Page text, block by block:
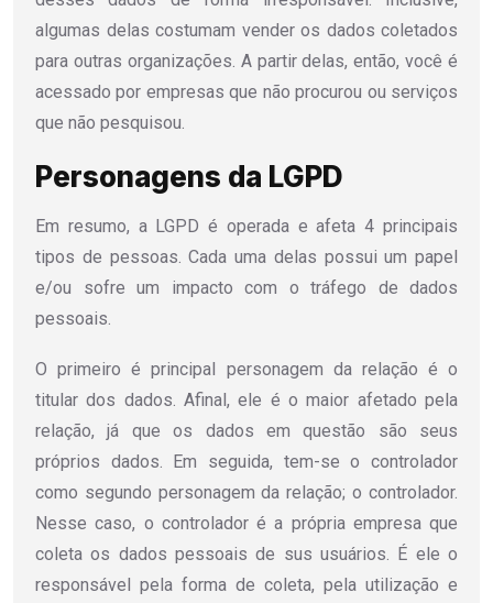
algumas delas costumam vender os dados coletados
para outras organizações. A partir delas, então, você é
acessado por empresas que não procurou ou serviços
que não pesquisou.
Personagens da LGPD
Em resumo, a LGPD é operada e afeta 4 principais
tipos de pessoas. Cada uma delas possui um papel
e/ou sofre um impacto com o tráfego de dados
pessoais.
O primeiro é principal personagem da relação é o
titular dos dados. Afinal, ele é o maior afetado pela
relação, já que os dados em questão são seus
próprios dados. Em seguida, tem-se o controlador
como segundo personagem da relação; o controlador.
Nesse caso, o controlador é a própria empresa que
coleta os dados pessoais de sus usuários. É ele o
responsável pela forma de coleta, pela utilização e